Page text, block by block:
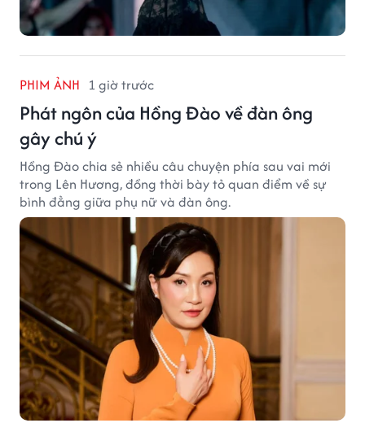
PHIM ẢNH 1 giờ trước
Phát ngôn của Hồng Đào về đàn ông
gây chú ý
Hồng Đào chia sẻ nhiều câu chuyện phía sau vai mới
trong Lên Hương, đồng thời bày tỏ quan điểm về sự
bình đẳng giữa phụ nữ và đàn ông.